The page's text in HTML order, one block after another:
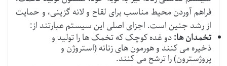
فراهم آوردن محیط مناسب برای لقاح و لانه گزینی، و حمایت
از رشد جنین است. اجزای اصلی این سیستم عبارتند از:
تخمدان ها:دو غده کوچک که تخمک ها را تولید و
ذخیره می کنند و هورمون های زنانه (استروژن و
پروژسترون) را ترشح می کنند.